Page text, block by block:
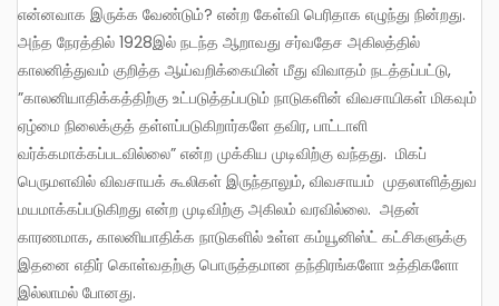
என்னவாக இருக்க வேண்டும்? என்ற கேள்வி பெரிதாக எழுந்து நின்றது.
அந்த நேரத்தில் 1928இல் நடந்த ஆறாவது சர்வதேச அகிலத்தில்
காலனித்துவம் குறித்த ஆய்வறிக்கையின் மீது விவாதம் நடத்தப்பட்டு,
”காலனியாதிக்கத்திற்கு உட்படுத்தப்படும் நாடுகளின் விவசாயிகள் மிகவும்
ஏழ்மை நிலைக்குத் தள்ளப்படுகிறார்களே தவிர, பாட்டாளி
வர்க்கமாக்கப்படவில்லை” என்ற முக்கிய முடிவிற்கு வந்தது. மிகப்
பெருமளவில் விவசாயக் கூலிகள் இருந்தாலும், விவசாயம் முதலாளித்துவ
மயமாக்கப்படுகிறது என்ற முடிவிற்கு அகிலம் வரவில்லை. அதன்
காரணமாக, காலனியாதிக்க நாடுகளில் உள்ள கம்யூனிஸ்ட் கட்சிகளுக்கு
இதனை எதிர் கொள்வதற்கு பொருத்தமான தந்திரங்களோ உத்திகளோ
இல்லாமல் போனது.